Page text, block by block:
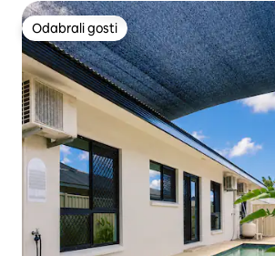
Odabrali gosti
Odabrali gosti